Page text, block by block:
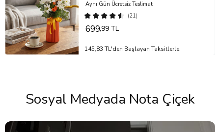
(21)
Aynı Gün Ücretsiz Teslimat
699,99 TL
145,83 TL'den Başlayan Taksitlerle
Sosyal Medyada Nota Çiçek